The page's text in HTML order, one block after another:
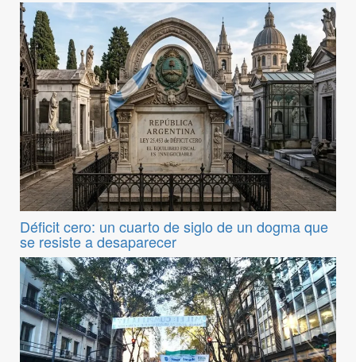
Déficit cero: un cuarto de siglo de un dogma que
se resiste a desaparecer